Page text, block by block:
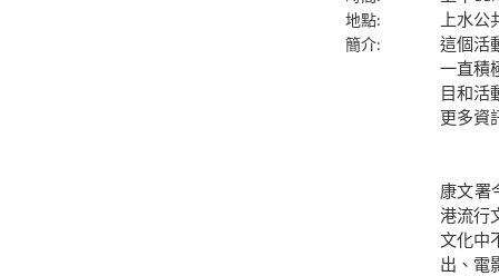
地點:
上水公
簡介:
這個活
一直積
目和活
更多資
康文署
港流行
文化中
出、電